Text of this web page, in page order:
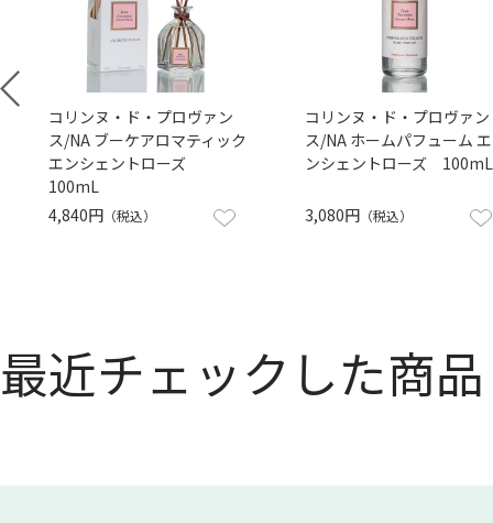
コリンヌ・ド・プロヴァン
ス/NA ブーケアロマティック
エンシェントローズ
100mL
4,840円 （税込）
コリンヌ・ド・プロヴァン
ス/NA ホームパフューム エ
ンシェントローズ 100mL
3,080円 （税込）
最近チェックした商品